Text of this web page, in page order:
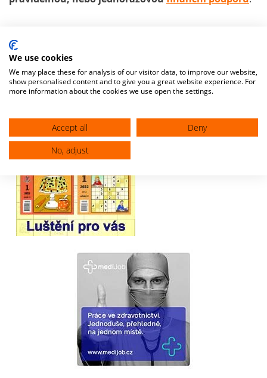
autor
zdroje:základní zdroje textů
We use cookies
We may place these for analysis of our visitor data, to improve our website,
show personalised content and to give you a great website experience. For
more information about the cookies we use open the settings.
Accept all
Deny
No, adjust